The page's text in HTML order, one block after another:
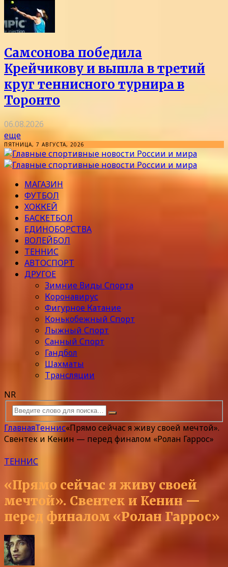
Самсонова победила
Крейчикову и вышла в третий
круг теннисного турнира в
Торонто
06.08.2026
еще
ПЯТНИЦА, 7 АВГУСТА, 2026
МАГАЗИН
ФУТБОЛ
ХОККЕЙ
БАСКЕТБОЛ
ЕДИНОБОРСТВА
ВОЛЕЙБОЛ
ТЕННИС
АВТОСПОРТ
ДРУГОЕ
Зимние Виды Спорта
Коронавирус
Фигурное Катание
Конькобежный Спорт
Лыжный Спорт
Санный Спорт
Гандбол
Шахматы
Трансляции
NR
ГлавнаяТеннис«Прямо сейчас я живу своей мечтой».
Свентек и Кенин — перед финалом «Ролан Гаррос»
ТЕННИС
«Прямо сейчас я живу своей
мечтой». Свентек и Кенин —
перед финалом «Ролан Гаррос»